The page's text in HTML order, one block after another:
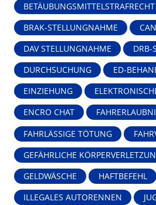
BETÄUBUNGSMITTELSTRAFRECHT
BRAK-STELLUNGNAHME
DAV STELLUNGNAHME DRB-
DURCHSUCHUNG ED-
EINZIEHUNG
ENCRO CHAT
FAHRLÄSSIGE TÖTUNG
GEFÄHRLICHE
GELDWÄSCHE HAFTBEFEHL
ILLEGALES AUTORENNEN